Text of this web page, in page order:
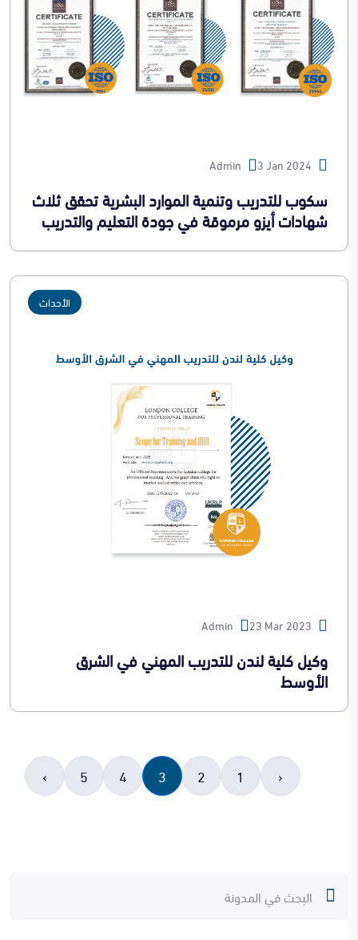
3 Jan 2024
Admin
سكوب للتدريب وتنمية الموارد البشرية تحقق ثلاث
شهادات أيزو مرموقة في جودة التعليم والتدريب
الأحداث
23 Mar 2023
Admin
وكيل كلية لندن للتدريب المهني في الشرق
الأوسط
‹
1
2
3
4
5
›